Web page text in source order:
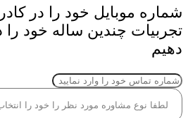
شماره موبایل خود را در کادر
تجربیات چندین ساله خود را
دهیم